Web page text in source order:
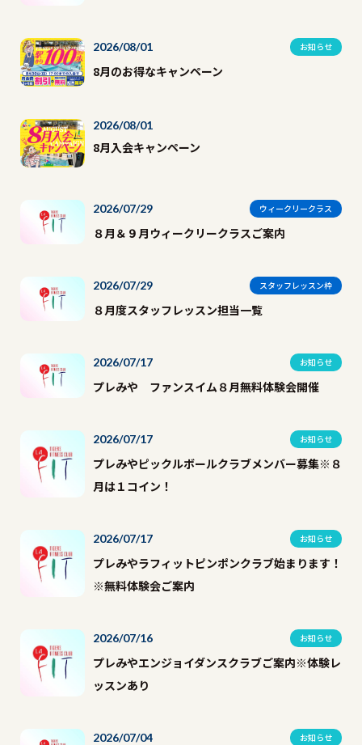
2026/08/01 お知らせ
8月のお得なキャンペーン
2026/08/01
8月入会キャンペーン
2026/07/29 ウィークリークラス
８月＆９月ウィークリークラスご案内
2026/07/29 スタッフレッスン枠
８月度スタッフレッスン担当一覧
2026/07/17 お知らせ
プレみや ファンスイム８月無料体験会開催
2026/07/17 お知らせ
プレみやピックルボールクラブメンバー募集※８
月は１コイン！
2026/07/17 お知らせ
プレみやラフィットピンポンクラブ始まります！
※無料体験会ご案内
2026/07/16 お知らせ
プレみやエンジョイダンスクラブご案内※体験レ
ッスンあり
2026/07/04 お知らせ